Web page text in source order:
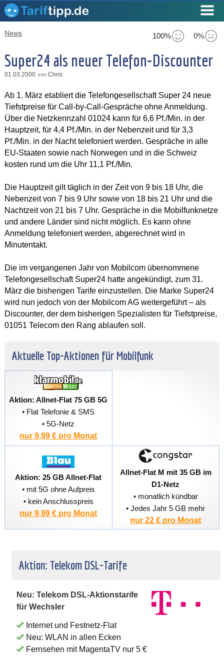
100% 0%
News
Super24 als neuer Telefon-Discounter
01.03.2000 von Chris
Ab 1. März etabliert die Telefongesellschaft Super 24 neue
Tiefstpreise für Call-by-Call-Gespräche ohne Anmeldung.
Über die Netzkennzahl 01024 kann für 6,6 Pf./Min. in der
Hauptzeit, für 4,4 Pf./Min. in der Nebenzeit und für 3,3
Pf./Min. in der Nacht telefoniert werden. Gespräche in alle
EU-Staaten sowie nach Norwegen und in die Schweiz
kosten rund um die Uhr 11,1 Pf./Min.
Die Hauptzeit gilt täglich in der Zeit von 9 bis 18 Uhr, die
Nebenzeit von 7 bis 9 Uhr sowie von 18 bis 21 Uhr und die
Nachtzeit von 21 bis 7 Uhr. Gespräche in die Mobilfunknetze
und andere Länder sind nicht möglich. Es kann ohne
Anmeldung telefoniert werden, abgerechnet wird in
Minutentakt.
Die im vergangenen Jahr von Mobilcom übernommene
Telefongesellschaft Super24 hatte angekündigt, zum 31.
März die bisherigen Tarife einzustellen. Die Marke Super24
wird nun jedoch von der Mobilcom AG weitergeführt – als
Discounter, der dem bisherigen Spezialisten für Tiefstpreise,
01051 Telecom den Rang ablaufen soll.
Aktuelle Top-Aktionen für Mobilfunk
Aktion: Allnet-Flat 75 GB 5G
• Flat Telefonie & SMS
• 5G-Netz
nur 9,99 € pro Monat
Aktion: 25 GB Allnet-Flat
• mit 5G ohne Aufpreis
• kein Anschlusspreis
nur 9,99 € pro Monat
Allnet-Flat M mit 35 GB im
D1-Netz
• monatlich kündbar
• Jedes Jahr 5 GB mehr
nur 22 € pro Monat
Aktion: Telekom DSL-Tarife
Neu: Telekom DSL-Aktionstarife
für Wechsler
Internet und Festnetz-Flat
Neu: WLAN in allen Ecken
Fernsehen mit MagentaTV nur 5 €